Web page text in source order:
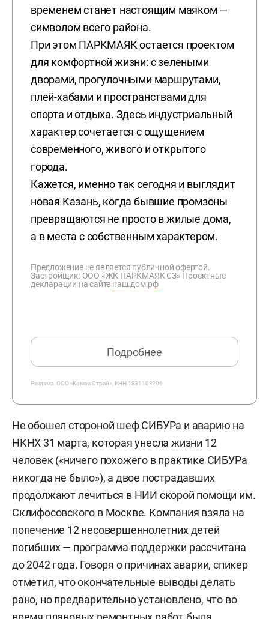
временем станет настоящим маяком —
символом всего района.
При этом ПАРКМАЯК остается проектом
для комфортной жизни: с зелеными
дворами, прогулочными маршрутами,
плей-хабами и пространствами для
спорта и отдыха. Здесь индустриальный
характер сочетается с ощущением
современного, живого и открытого
города.
Кажется, именно так сегодня и выглядит
новая Казань, когда бывшие промзоны
превращаются не просто в жилые дома,
а в места с собственным характером.
Предложение не является публичной офертой.
Застройщик: ООО «ЖК ПАРКМАЯК СЗ» Проектные
декларации на сайте наш.дом.рф
Подробнее
Реклама. ООО «Комос-Строй», ИНН 1831108206
Не обошел стороной шеф СИБУРа и аварию на
НКНХ 31 марта, которая унесла жизни 12
человек («ничего похожего в практике СИБУРа
никогда не было»), а двое пострадавших
продолжают лечиться в НИИ скорой помощи им.
Склифосовского в Москве. Компания взяла на
попечение 12 несовершеннолетних детей
погибших — программа поддержки рассчитана
до 2042 года. Говоря о причинах аварии, спикер
отметил, что окончательные выводы делать
рано, но предварительно установлено, что во